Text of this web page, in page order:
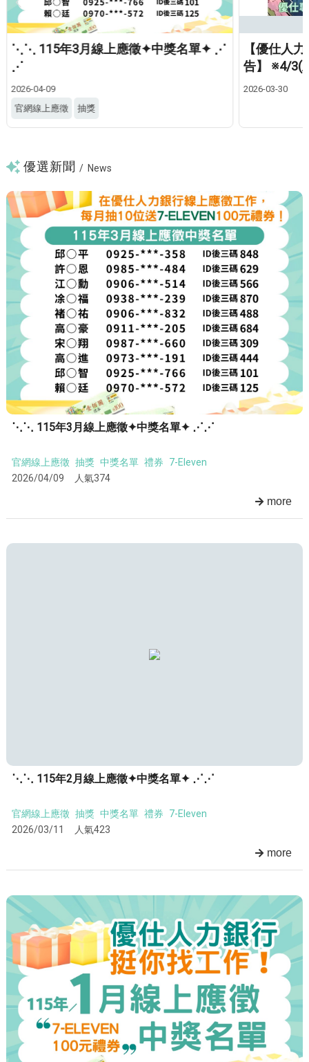
⋱⋱ 115年3月線上應徵✦中獎名單✦ ⋰
⋰
2026-04-09
官網線上應徵
抽獎
【優仕人
告】 ※4/3(
2026-03-30
優選新聞 / News
⋱⋱ 115年3月線上應徵✦中獎名單✦ ⋰⋰
官網線上應徵 抽獎 中獎名單 禮券
7-Eleven
2026/04/09
人氣374
more
⋱⋱ 115年2月線上應徵✦中獎名單✦ ⋰⋰
官網線上應徵 抽獎 中獎名單 禮券
7-Eleven
2026/03/11
人氣423
more